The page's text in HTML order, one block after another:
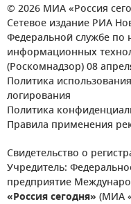
© 2026 МИА «Россия
Сетевое издание РИА
Федеральной службе по
информационных
(Роскомнадзор) 08
Политика
логирования
Политика
Правила применения
Свидетельство о
Учредитель:
предприятие
«Россия сегодня» (МИА